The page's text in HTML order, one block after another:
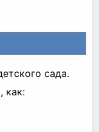
сада.
как: